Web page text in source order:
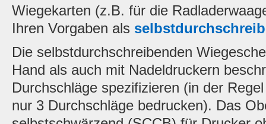
Wiegekarten (z.B. für die
Ihren Vorgaben als
Die selbstdurchschreibenden
Hand als auch mit Nadeldruckern
Durchschläge spezifizieren (in der
nur 3 Durchschläge bedrucken). Das